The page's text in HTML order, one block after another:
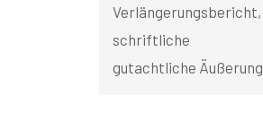
Verlängerungsbericht,
schriftliche
gutachtliche Äußerung